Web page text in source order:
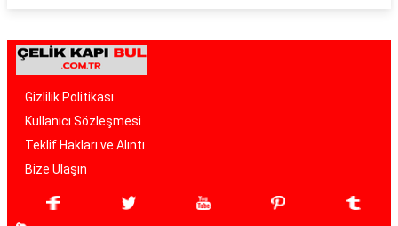
Gizlilik Politikası
Kullanıcı Sözleşmesi
Teklif Hakları ve Alıntı
Bize Ulaşın